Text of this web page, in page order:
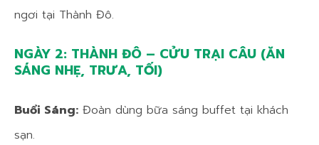
ngơi tại Thành Đô.
NGÀY 2: THÀNH ĐÔ – CỬU TRẠI CÂU (ĂN
SÁNG NHẸ, TRƯA, TỐI)
Buổi Sáng: Đoàn dùng bữa sáng buffet tại khách
sạn.